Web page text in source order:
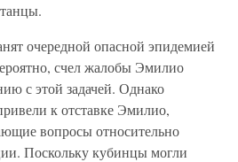
очередной опасной эпидемией
счел жалобы Эмилио
с этой задачей. Однако
к отставке Эмилио,
вопросы относительно
Поскольку кубинцы могли